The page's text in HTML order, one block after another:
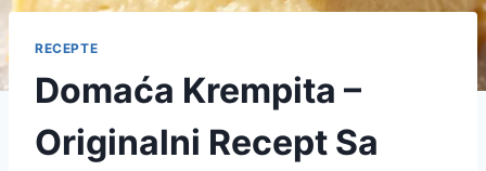
RECEPTE
Domaća Krempita –
Originalni Recept Sa